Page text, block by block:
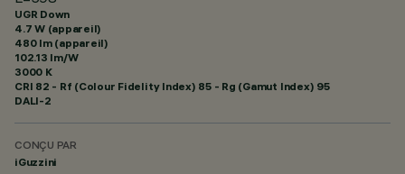
UGR Down
4.7 W (appareil)
480 lm (appareil)
102.13 lm/W
3000 K
CRI 82 - Rf (Colour Fidelity Index) 85 - Rg (Gamut Index) 95
DALI-2
CONÇU PAR
iGuzzini